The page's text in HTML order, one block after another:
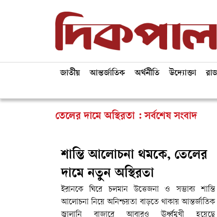
জাতীয় আন্তর্জাতিক অর্থনীতি উদ্যোক্তা
তেলের দামে অস্থিরতা : সর্বশেষ সংবাদ
শান্তি আলোচনা থমকে, তেলের
দামে নতুন অস্থিরতা
ইরানকে ঘিরে চলমান উত্তেজনা ও সম্ভাব্য শান্তি
আলোচনা নিয়ে অনিশ্চয়তা বাড়তে থাকায় আন্তর্জাতিক
জ্বালানি বাজারে আবারও ঊর্ধ্বমুখী হয়েছে